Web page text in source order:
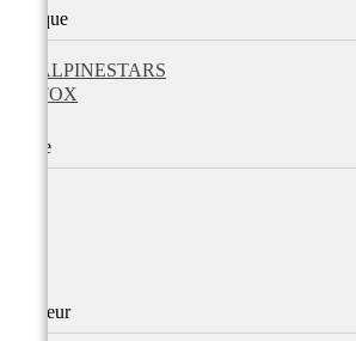
Marque
ALPINESTARS
FOX
Taille
Couleur